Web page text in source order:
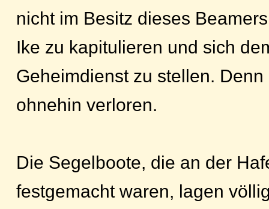
nicht im Besitz dieses
Ike zu kapitulieren und sich
Geheimdienst zu stellen.
ohnehin verloren.
Die Segelboote, die an der
festgemacht waren, lagen